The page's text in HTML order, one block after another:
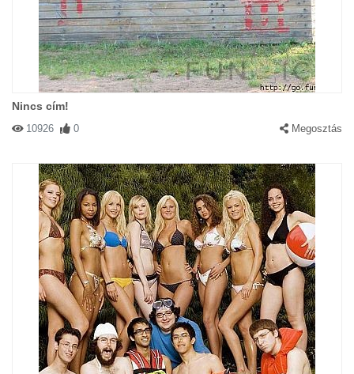
Nincs cím!
10926 0 Megosztás